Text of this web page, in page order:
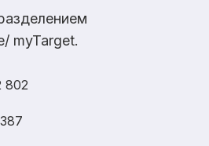
myTarget.
802
387